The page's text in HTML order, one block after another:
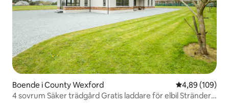
Boende i County Wexford 4,89 av 5 i
4,89 (109)
4 sovrum Säker trädgård Gratis laddare för elbil Stränder